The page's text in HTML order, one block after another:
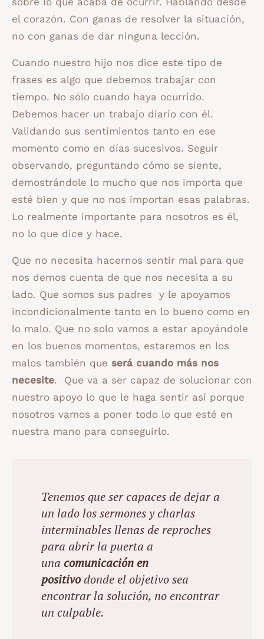
el corazón. Con ganas de resolver la situación,
no con ganas de dar ninguna lección.
Cuando nuestro hijo nos dice este tipo de
frases es algo que debemos trabajar con
tiempo. No sólo cuando haya ocurrido.
Debemos hacer un trabajo diario con él.
Validando sus sentimientos tanto en ese
momento como en días sucesivos. Seguir
observando, preguntando cómo se siente,
demostrándole lo mucho que nos importa que
esté bien y que no nos importan esas palabras.
Lo realmente importante para nosotros es él,
no lo que dice y hace.
Que no necesita hacernos sentir mal para que
nos demos cuenta de que nos necesita a su
lado. Que somos sus padres y le apoyamos
incondicionalmente tanto en lo bueno como en
lo malo. Que no solo vamos a estar apoyándole
en los buenos momentos, estaremos en los
malos también que será cuando más nos
necesite. Que va a ser capaz de solucionar con
nuestro apoyo lo que le haga sentir así porque
nosotros vamos a poner todo lo que esté en
nuestra mano para conseguirlo.
Tenemos que ser capaces de dejar a
un lado los sermones y charlas
interminables llenas de reproches
para abrir la puerta a
una comunicación en
positivodonde el objetivo sea
encontrar la solución, no encontrar
un culpable.